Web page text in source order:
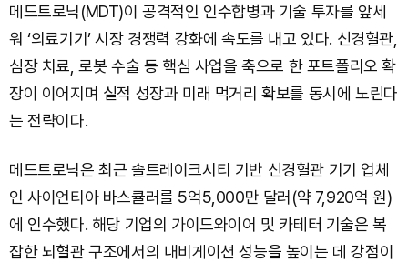
메드트로닉(MDT)이 공격적인 인수합병과 기술 투자를 앞세
워 ‘의료기기’ 시장 경쟁력 강화에 속도를 내고 있다. 신경혈관,
심장 치료, 로봇 수술 등 핵심 사업을 축으로 한 포트폴리오 확
장이 이어지며 실적 성장과 미래 먹거리 확보를 동시에 노린다
는 전략이다.
메드트로닉은 최근 솔트레이크시티 기반 신경혈관 기기 업체
인 사이언티아 바스큘러를 5억5,000만 달러(약 7,920억 원)
에 인수했다. 해당 기업의 가이드와이어 및 카테터 기술은 복
잡한 뇌혈관 구조에서의 내비게이션 성능을 높이는 데 강점이